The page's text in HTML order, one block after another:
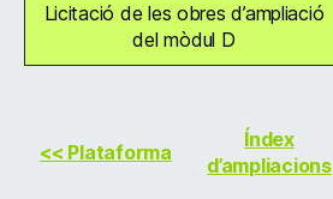
Licitació de les obres d’ampliació
del mòdul D
<< Plataforma
Índex
d’ampliacions